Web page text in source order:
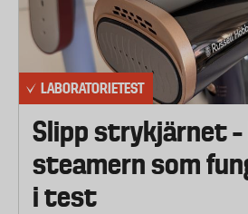
LABORATORIETEST
Slipp strykjärnet –
steamern som
i test